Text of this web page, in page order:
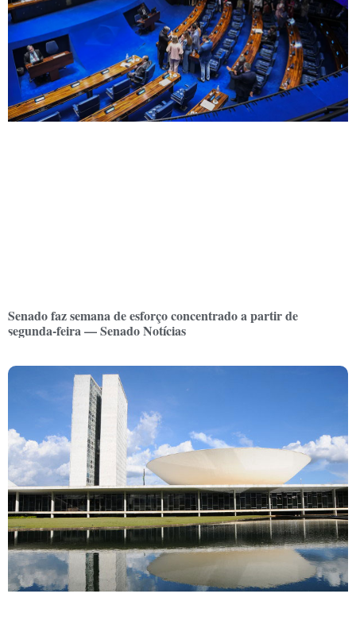
Senado faz semana de esforço concentrado a partir de
segunda-feira — Senado Notícias